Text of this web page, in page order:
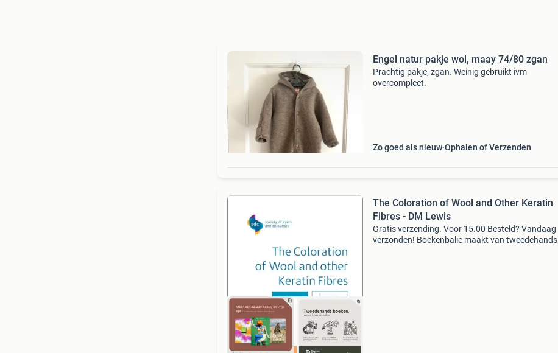
Engel natur pakje wol, maay 74/80 zgan
Prachtig pakje, zgan. Weinig gebruikt ivm
overcompleet.
Zo goed als nieuw Ophalen of Verzenden
The Coloration of Wool and Other Keratin
Fibres - DM Lewis
Gratis verzending. Voor 15.00 Besteld? Vandaag
verzonden! Boekenbalie maakt van tweedehands